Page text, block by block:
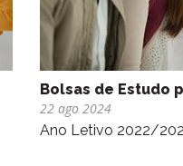
Bolsas de Estudo
22 ago 2024
Ano Letivo 2022/